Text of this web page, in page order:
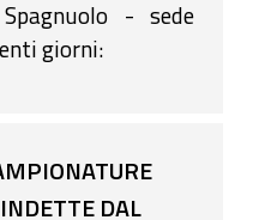
- sede
giorni:
DAL